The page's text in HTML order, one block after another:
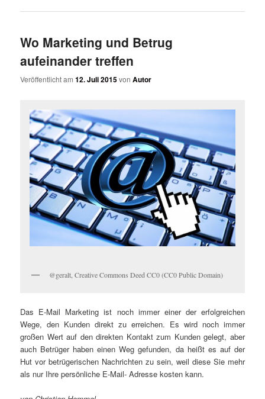
Wo Marketing und Betrug
aufeinander treffen
Veröffentlicht am12. Juli 2015vonAutor
@geralt, Creative Commons Deed CC0 (CC0 Public Domain)
Das E-Mail Marketing ist noch immer einer der erfolgreichen
Wege, den Kunden direkt zu erreichen. Es wird noch immer
großen Wert auf den direkten Kontakt zum Kunden gelegt, aber
auch Betrüger haben einen Weg gefunden, da heißt es auf der
Hut vor betrügerischen Nachrichten zu sein, weil diese Sie mehr
als nur Ihre persönliche E-Mail- Adresse kosten kann.